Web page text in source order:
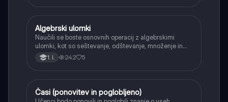
Matematika
Algebrski ulomki
Naučili se boste osnovnih operacij z algebrskimi
ulomki, kot so seštevanje, odštevanje, množenje in
deljenje.
1. l. 242 5
Angleščina
Časi (ponovitev in poglobljeno)